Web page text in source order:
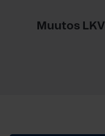
Muutos